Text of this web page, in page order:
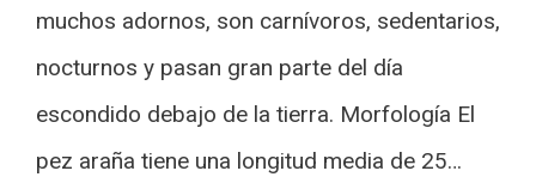
muchos adornos, son carnívoros, sedentarios,
nocturnos y pasan gran parte del día
escondido debajo de la tierra. Morfología El
pez araña tiene una longitud media de 25…